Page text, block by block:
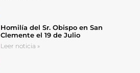
Homilía del Sr. Obispo en San
Clemente el 19 de Julio
Leer noticia »